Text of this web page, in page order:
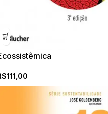
111,00